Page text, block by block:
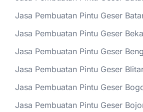
Jasa Pembuatan Pintu Geser
Jasa Pembuatan Pintu Geser
Jasa Pembuatan Pintu Geser
Jasa Pembuatan Pintu Geser
Jasa Pembuatan Pintu Geser
Jasa Pembuatan Pintu Geser